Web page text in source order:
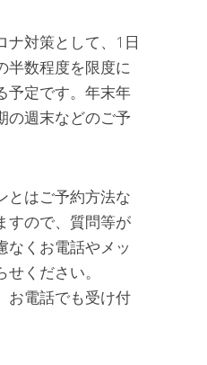
ナ対策として、1日
半数程度を限度に
予定です。年末年
の週末などのご予
とはご予約方法な
すので、質問等が
なくお電話やメッ
ください。
お電話でも受け付